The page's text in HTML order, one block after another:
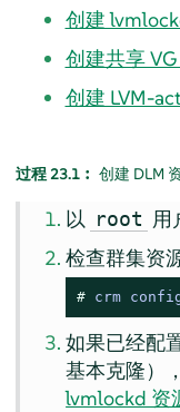
创建
创建共享 VG
创建 LVM-
过程 23.1︰ 创建 DLM
以 root 用
检查群集资
# crm
如果已经配
基本克隆）
lvmlockd 资